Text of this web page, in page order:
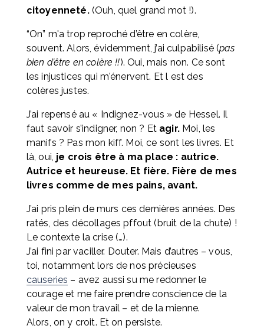
citoyenneté. (Ouh, quel grand mot !).
“On” m'a trop reproché d’être en colère,
souvent. Alors, évidemment, j’ai culpabilisé (pas
bien d’être en colère !!). Oui, mais non. Ce sont
les injustices qui m'énervent. Et l est des
colères justes.
J’ai repensé au « Indignez-vous » de Hessel. Il
faut savoir s’indigner, non ? Et agir. Moi, les
manifs ? Pas mon kiff. Moi, ce sont les livres. Et
là, oui, je crois être à ma place : autrice.
Autrice et heureuse. Et fière. Fière de mes
livres comme de mes pains, avant.
J’ai pris plein de murs ces dernières années. Des
ratés, des décollages pffout (bruit de la chute) !
Le contexte la crise (…).
J’ai fini par vaciller. Douter. Mais d’autres – vous,
causeries – avez aussi su me redonner le
courage et me faire prendre conscience de la
valeur de mon travail – et de la mienne.
Alors, on y croit. Et on persiste.